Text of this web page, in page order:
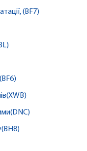
(BF7)